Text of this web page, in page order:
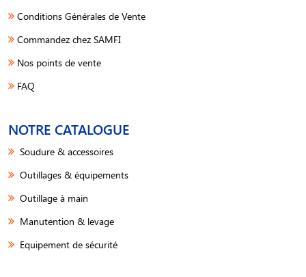
Conditions Générales de Vente
Commandez chez SAMFI
Nos points de vente
FAQ
NOTRE CATALOGUE
Soudure & accessoires
Outillages & équipements
Outillage à main
Manutention & levage
Equipement de sécurité